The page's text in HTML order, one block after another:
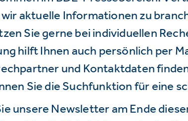
aktuelle Informationen zu
Sie gerne bei individuellen
hilft Ihnen auch persönlich per
und Kontaktdaten
Sie die Suchfunktion für eine
unsere Newsletter am Ende